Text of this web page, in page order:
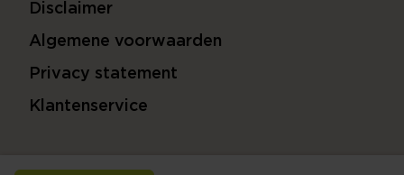
Disclaimer
Algemene voorwaarden
Privacy statement
Klantenservice